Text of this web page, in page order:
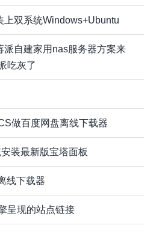
上双系统Windows+Ubuntu
派自建家用nas服务器方案来
吃灰了
做百度网盘离线下载器
装最新版宝塔面板
线下载器
呈现的站点链接